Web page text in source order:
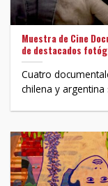
Muestra de Cine
de destacados
Cuatro
chilena y argentina